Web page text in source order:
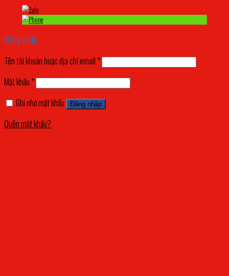
Đăng nhập
Tên tài khoản hoặc địa chỉ email *
Mật khẩu *
Ghi nhớ mật khẩu
Đăng nhập
Quên mật khẩu?